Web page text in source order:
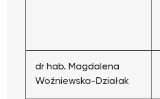
dr hab. Magdalena
Woźniewska-Działak